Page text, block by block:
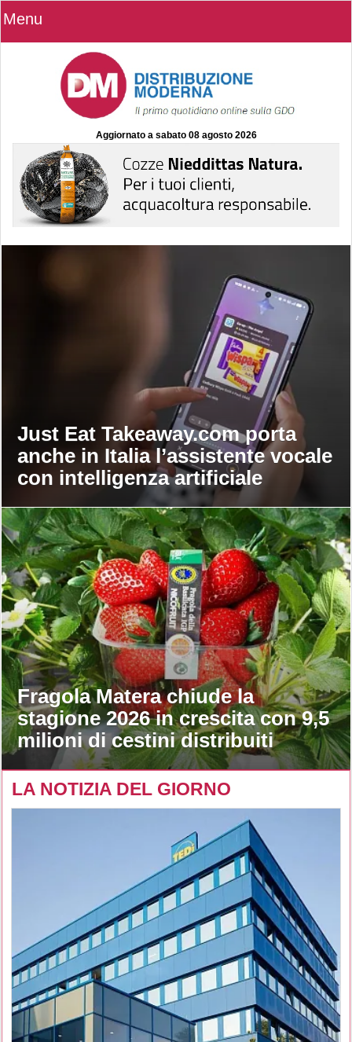
Menu
Aggiornato a sabato 08 agosto 2026
Just Eat Takeaway.com porta
anche in Italia l’assistente vocale
con intelligenza artificiale
Fragola Matera chiude la
stagione 2026 in crescita con 9,5
milioni di cestini distribuiti
LA NOTIZIA DEL GIORNO